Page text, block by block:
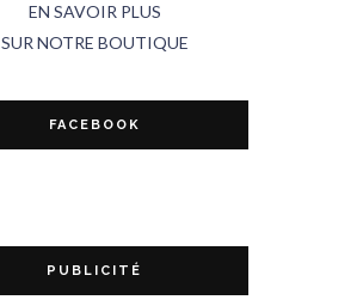
EN SAVOIR PLUS
SUR NOTRE BOUTIQUE
FACEBOOK
PUBLICITÉ